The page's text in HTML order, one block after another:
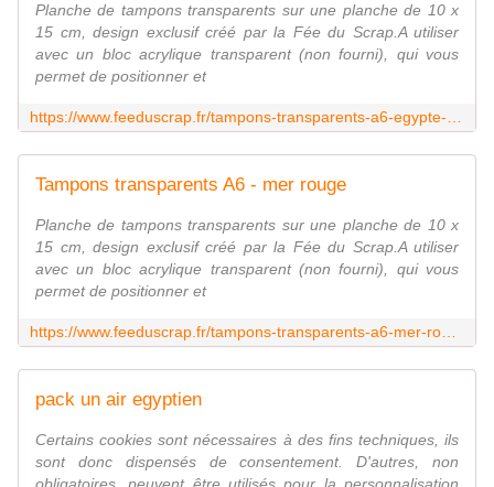
Planche de tampons transparents sur une planche de 10 x
15 cm, design exclusif créé par la Fée du Scrap.A utiliser
avec un bloc acrylique transparent (non fourni), qui vous
permet de positionner et
Tampons transparents A6 - mer rouge
Planche de tampons transparents sur une planche de 10 x
15 cm, design exclusif créé par la Fée du Scrap.A utiliser
avec un bloc acrylique transparent (non fourni), qui vous
permet de positionner et
pack un air egyptien
Certains cookies sont nécessaires à des fins techniques, ils
sont donc dispensés de consentement. D'autres, non